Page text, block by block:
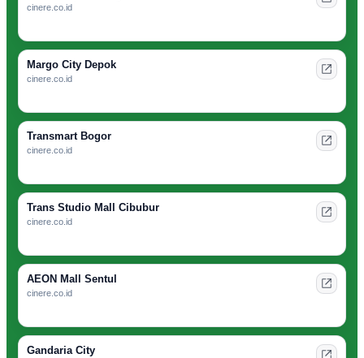
cinere.co.id
Margo City Depok
cinere.co.id
Transmart Bogor
cinere.co.id
Trans Studio Mall Cibubur
cinere.co.id
AEON Mall Sentul
cinere.co.id
Gandaria City